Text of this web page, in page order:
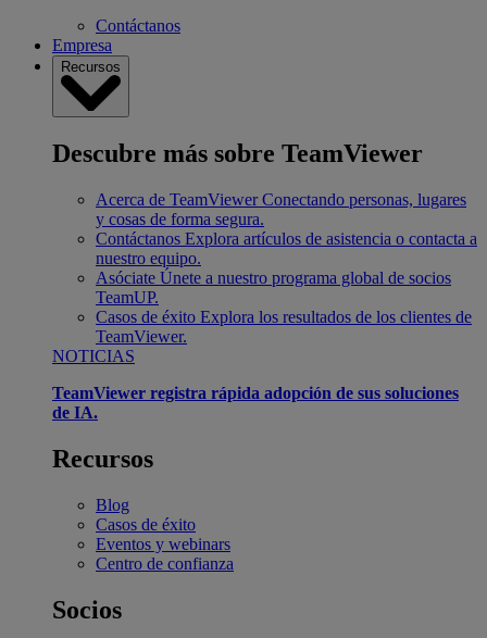
Contáctanos
Empresa
Recursos
Descubre más sobre TeamViewer
Acerca de TeamViewer Conectando personas, lugares
y cosas de forma segura.
Contáctanos Explora artículos de asistencia o contacta a
nuestro equipo.
Asóciate Únete a nuestro programa global de socios
TeamUP.
Casos de éxito Explora los resultados de los clientes de
TeamViewer.
NOTICIAS
TeamViewer registra rápida adopción de sus soluciones
de IA.
Recursos
Blog
Casos de éxito
Eventos y webinars
Centro de confianza
Socios